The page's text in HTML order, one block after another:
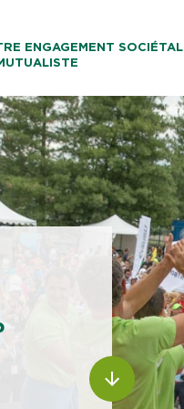
ENGAGEMENT SOCIÉTAL